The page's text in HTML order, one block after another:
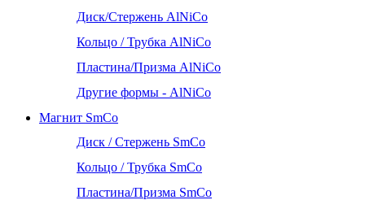
Диск/Стержень AlNiCo
Кольцо / Трубка AlNiCo
Пластина/Призма AlNiCo
Другие формы - AlNiCo
Магнит SmCo
Диск / Стержень SmCo
Кольцо / Трубка SmCo
Пластина/Призма SmCo